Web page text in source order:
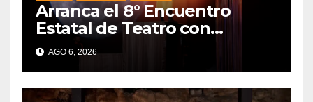
Arranca el 8° Encuentro
Estatal de Teatro con
producciones locales
AGO 6, 2026